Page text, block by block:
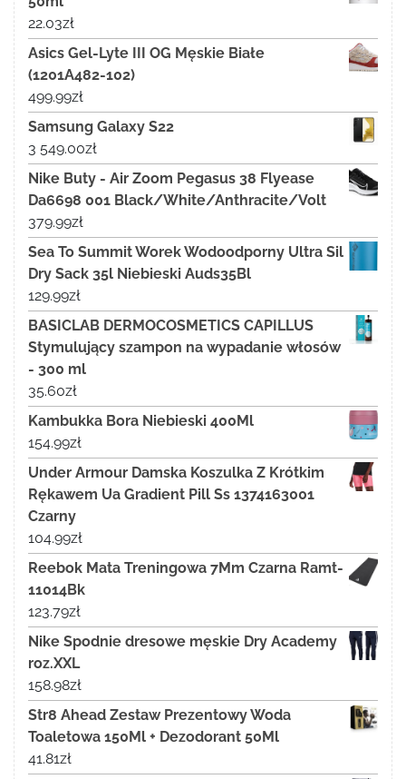
22.03zł
Asics Gel-Lyte III OG Męskie Białe
(1201A482-102)
499.99zł
Samsung Galaxy S22
3 549.00zł
Nike Buty - Air Zoom Pegasus 38 Flyease
Da6698 001 Black/White/Anthracite/Volt
379.99zł
Sea To Summit Worek Wodoodporny Ultra Sil
Dry Sack 35l Niebieski Auds35Bl
129.99zł
BASICLAB DERMOCOSMETICS CAPILLUS
Stymulujący szampon na wypadanie włosów
- 300 ml
35.60zł
Kambukka Bora Niebieski 400Ml
154.99zł
Under Armour Damska Koszulka Z Krótkim
Rękawem Ua Gradient Pill Ss 1374163001
Czarny
104.99zł
Reebok Mata Treningowa 7Mm Czarna Ramt-
11014Bk
123.79zł
Nike Spodnie dresowe męskie Dry Academy
roz.XXL
158.98zł
Str8 Ahead Zestaw Prezentowy Woda
Toaletowa 150Ml + Dezodorant 50Ml
41.81zł